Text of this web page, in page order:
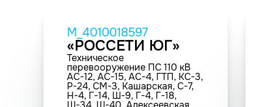
M_4010018597
«РОССЕТИ ЮГ»
Техническое
перевооружение ПС 110 кВ
АС-12, АС-15, АС-4, ГТП, КС-3,
Р-24, СМ-3, Кашарская, С-7,
Н-4, Г-14, Ш-9, Г-4, Г-18,